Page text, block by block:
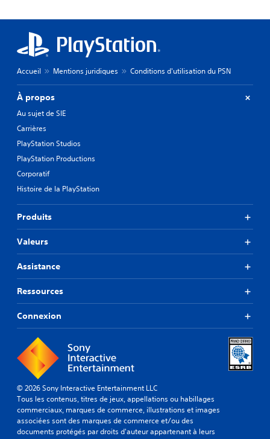
Accueil Mentions juridiques Conditions d'utilisation du PSN
À propos
Au sujet de SIE
Carrières
PlayStation Studios
PlayStation Productions
Corporatif
Histoire de la PlayStation
Produits
Valeurs
Assistance
Ressources
Connexion
© 2026 Sony Interactive Entertainment LLC
Tous les contenus, titres de jeux, appellations ou habillages
commerciaux, marques de commerce, illustrations et images
associées sont des marques de commerce et/ou des
documents protégés par droits d'auteur appartenant à leurs